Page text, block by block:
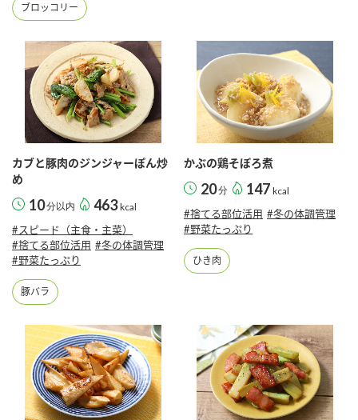
ブロッコリー
カブと豚肉のジンジャーぽん炒
め
10分以内 463 kcal
#スピード（主食・主菜）
#捨てる部位活用 #冬の体調管理
#野菜たっぷり
豚バラ
かぶの鶏そぼろ煮
20分 147 kcal
#捨てる部位活用 #冬の体調管理
#野菜たっぷり
ひき肉